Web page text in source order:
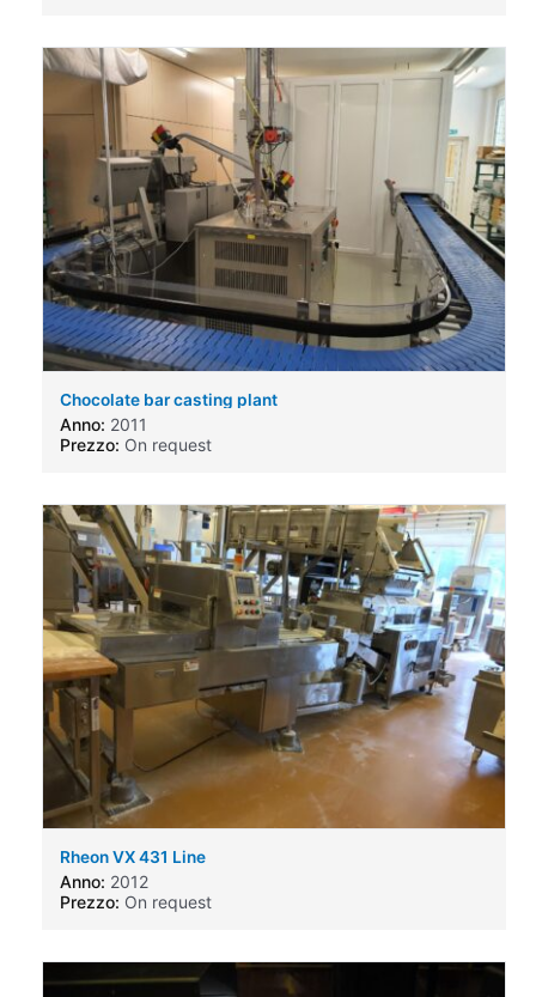
Chocolate bar casting plant
Anno: 2011
Prezzo: On request
Rheon VX 431 Line
Anno: 2012
Prezzo: On request